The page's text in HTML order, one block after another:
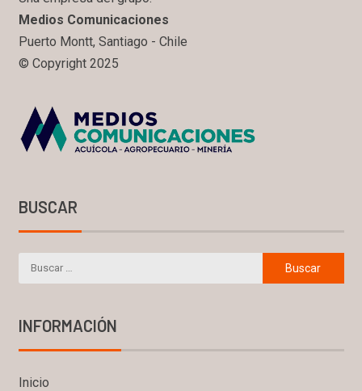
Medios Comunicaciones
Puerto Montt, Santiago - Chile
© Copyright 2025
BUSCAR
INFORMACIÓN
Inicio